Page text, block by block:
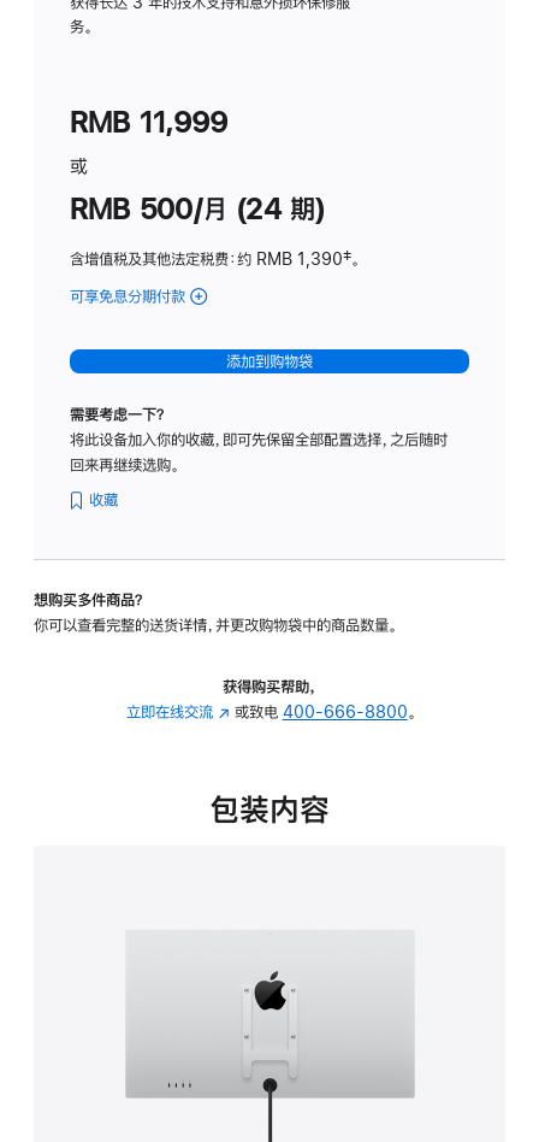
务。
RMB 11,999
或
RMB 500/月 (24 期)
含增值税及其他法定税费：约 RMB 1,390脚
‡。
可享免息分期付款 (Studio
-
标
璃
转
的
添加到购物袋
需要考虑一下？
将此设备加入你的收藏，即可先保留全部配置选择，之后随时
回来再继续选购。
收藏
想购买多件商品？
你可以查看完整的送货详情，并更改购物袋中的商品数量。
获得购买帮助，
立即在线交流 (在
中
或致电 400-666-8800。
包装内容